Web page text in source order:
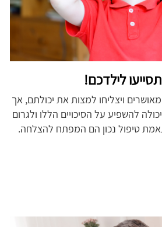
לילדכם!
מאושרים ויצליחו למצות את יכולתם, אך
להשפיע על הסיכויים הללו ולגרום
טיפול נכון הם המפתח להצלחה.